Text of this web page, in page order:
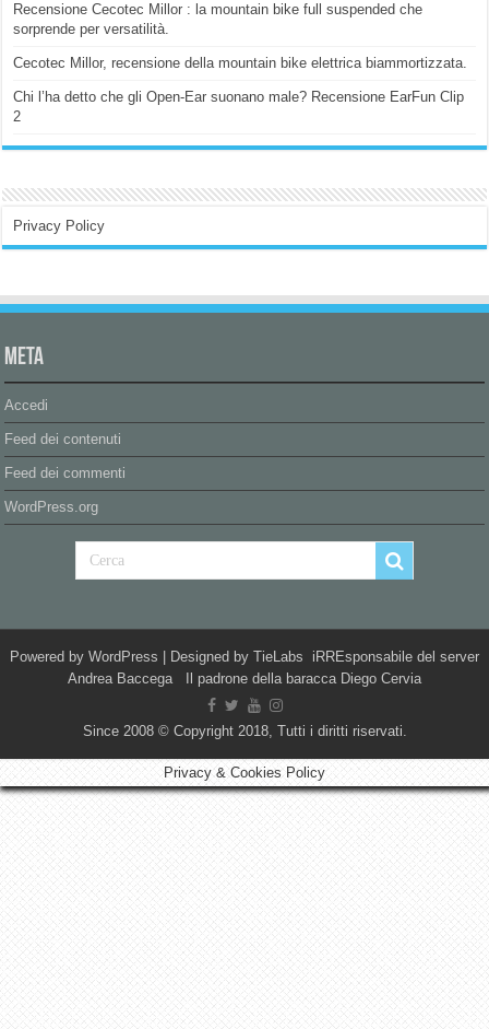
Recensione Cecotec Millor : la mountain bike full suspended che
sorprende per versatilità.
Cecotec Millor, recensione della mountain bike elettrica biammortizzata.
Chi l’ha detto che gli Open-Ear suonano male? Recensione EarFun Clip
2
Privacy Policy
Meta
Accedi
Feed dei contenuti
Feed dei commenti
WordPress.org
Powered by WordPress | Designed by TieLabs iRREsponsabile del server
Andrea Baccega Il padrone della baracca Diego Cervia
Since 2008 © Copyright 2018, Tutti i diritti riservati.
Privacy & Cookies Policy